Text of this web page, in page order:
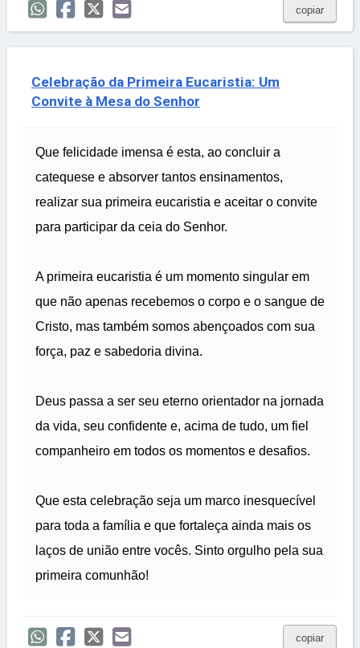
copiar
Celebração da Primeira Eucaristia: Um
Convite à Mesa do Senhor
Que felicidade imensa é esta, ao concluir a
catequese e absorver tantos ensinamentos,
realizar sua primeira eucaristia e aceitar o convite
para participar da ceia do Senhor.
A primeira eucaristia é um momento singular em
que não apenas recebemos o corpo e o sangue de
Cristo, mas também somos abençoados com sua
força, paz e sabedoria divina.
Deus passa a ser seu eterno orientador na jornada
da vida, seu confidente e, acima de tudo, um fiel
companheiro em todos os momentos e desafios.
Que esta celebração seja um marco inesquecível
para toda a família e que fortaleça ainda mais os
laços de união entre vocês. Sinto orgulho pela sua
primeira comunhão!
copiar